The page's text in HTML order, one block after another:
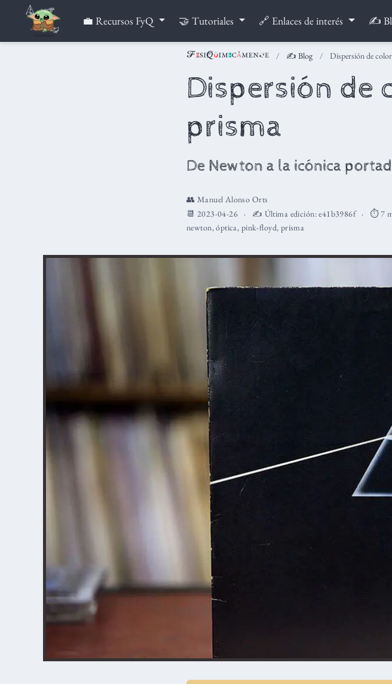
💼 Recursos FyQ 🤝 Tutoriales 🔗 Enlaces de interés ✍️
✍️ Blog Dispersión de
Dispersión de
prisma
De Newton a la icónica
👥 Manuel Alonso Orts
📆 2023-04-26
✍️ Última edición:e41b3986f ⏱️ 7
newton,óptica, pink-floyd, prisma